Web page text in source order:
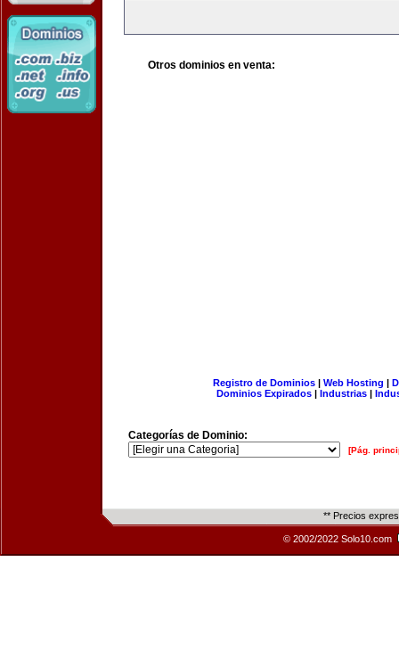
Otros dominios en venta:
Registro de Dominios| Web Hosting |
Dominios Expirados | Industrias |
Categorías de Dominio:
[Pág.
** Precios
© 2002/2022 Solo10.com